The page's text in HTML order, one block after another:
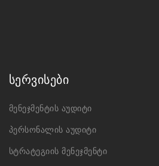
სერვისები
მენეჯმენტის აუდიტი
პერსონალის აუდიტი
სტრატეგიის მენეჯმენტი